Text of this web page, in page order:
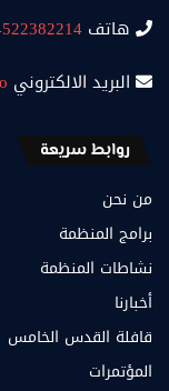
هاتف
البريد الالكتروني
روابط سريعة
من نحن
برامج المنظمة
نشاطات المنظمة
أخبارنا
قافلة القدس الخامس
المؤتمرات